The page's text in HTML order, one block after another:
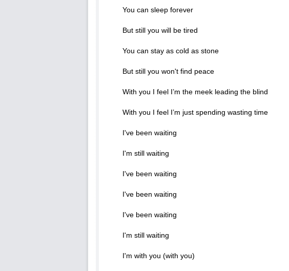
You can sleep forever
But still you will be tired
You can stay as cold as stone
But still you won't find peace
With you I feel I’m the meek leading the blind
With you I feel I’m just spending wasting time
I've been waiting
I'm still waiting
I've been waiting
I've been waiting
I've been waiting
I'm still waiting
I'm with you (with you)